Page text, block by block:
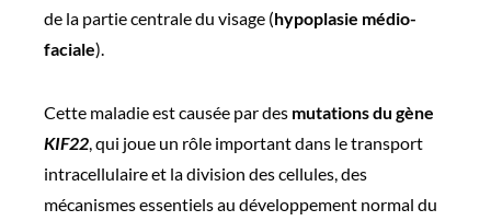
de la partie centrale du visage (hypoplasie médio-
faciale).
Cette maladie est causée par des mutations du gène
KIF22, qui joue un rôle important dans le transport
intracellulaire et la division des cellules, des
mécanismes essentiels au développement normal du